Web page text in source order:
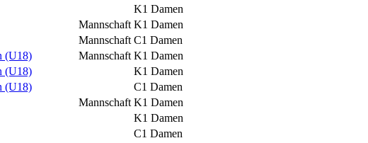
K1 Damen
Mannschaft K1 Damen
Mannschaft C1 Damen
(U18) Mannschaft K1 Damen
(U18) K1 Damen
(U18) C1 Damen
Mannschaft K1 Damen
K1 Damen
C1 Damen